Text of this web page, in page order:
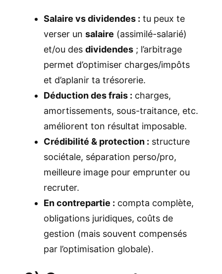
Salaire vs dividendes : tu peux te
verser un salaire (assimilé-salarié)
et/ou des dividendes ; l’arbitrage
permet d’optimiser charges/impôts
et d’aplanir ta trésorerie.
Déduction des frais : charges,
amortissements, sous-traitance, etc.
améliorent ton résultat imposable.
Crédibilité & protection : structure
sociétale, séparation perso/pro,
meilleure image pour emprunter ou
recruter.
En contrepartie : compta complète,
obligations juridiques, coûts de
gestion (mais souvent compensés
par l’optimisation globale).